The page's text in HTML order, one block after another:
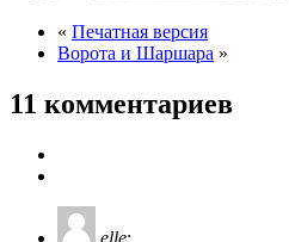
« Печатная версия
Ворота и Шаршара »
11 комментариев
elle: